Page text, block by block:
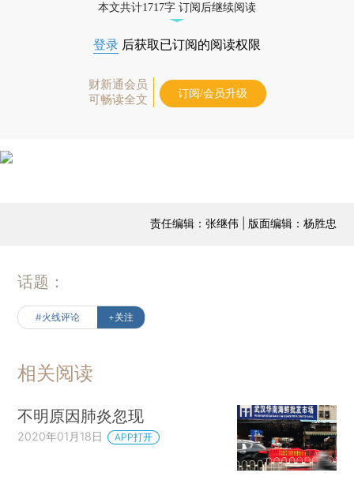
本文共计1717字 订阅后继续阅读
登录 后获取已订阅的阅读权限
财新通会员
可畅读全文
订阅/会员升级
责任编辑：张继伟 | 版面编辑：杨胜忠
话题：
#火线评论 +关注
相关阅读
不明原因肺炎忽现
2020年01月18日 APP打开